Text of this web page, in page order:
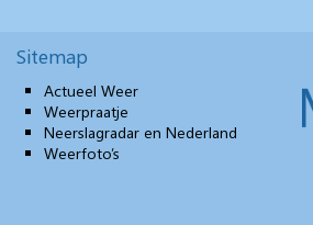
Sitemap
Actueel Weer
Weerpraatje
Neerslagradar en Nederland
Weerfoto’s